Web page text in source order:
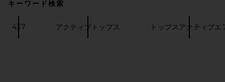
キーワード検索
437 アクティブトップス トップスアクティブエ